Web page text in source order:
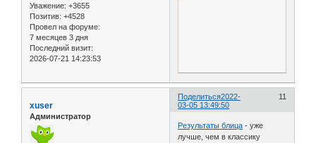
Уважение: +3655
Позитив: +4528
Провел на форуме:
7 месяцев 3 дня
Последний визит:
2026-07-21 14:23:53
Поделиться 11
2022-
03-05 13:49:50
xuser
Администратор
Результаты блица - уже
лучше, чем в классику